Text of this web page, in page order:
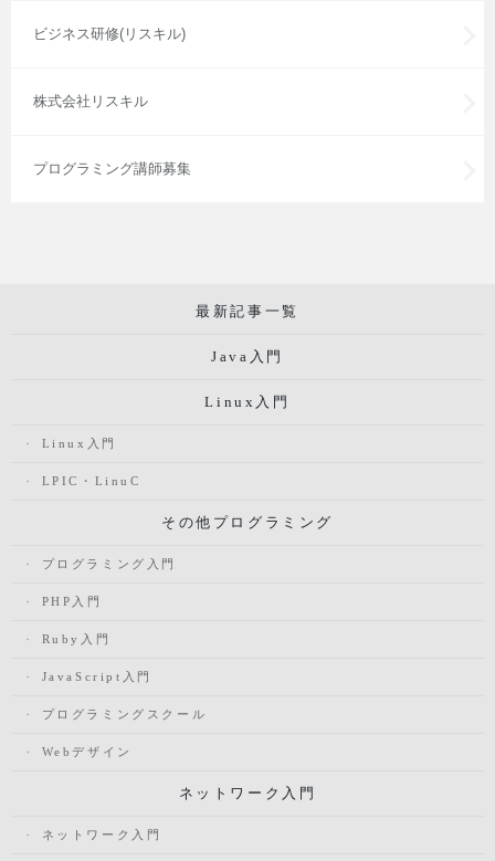
ビジネス研修(リスキル)
株式会社リスキル
プログラミング講師募集
最新記事一覧
Java入門
Linux入門
Linux入門
LPIC・LinuC
その他プログラミング
プログラミング入門
PHP入門
Ruby入門
JavaScript入門
プログラミングスクール
Webデザイン
ネットワーク入門
ネットワーク入門